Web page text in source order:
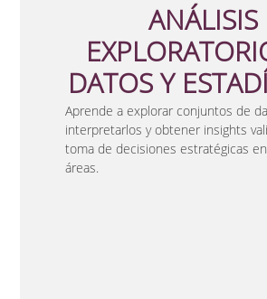
ANÁLISIS
DATOS Y
Aprende a explorar conjuntos de
interpretarlos y obtener insights
toma de decisiones estratégicas
áreas.